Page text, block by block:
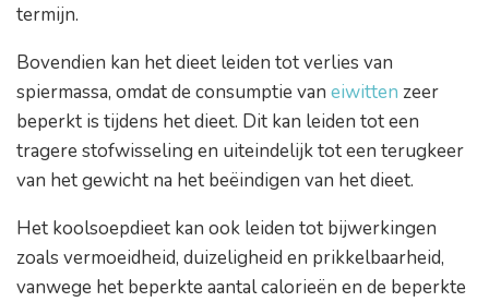
termijn.
Bovendien kan het dieet leiden tot verlies van
spiermassa, omdat de consumptie van eiwitten zeer
beperkt is tijdens het dieet. Dit kan leiden tot een
tragere stofwisseling en uiteindelijk tot een terugkeer
van het gewicht na het beëindigen van het dieet.
Het koolsoepdieet kan ook leiden tot bijwerkingen
zoals vermoeidheid, duizeligheid en prikkelbaarheid,
vanwege het beperkte aantal calorieën en de beperkte